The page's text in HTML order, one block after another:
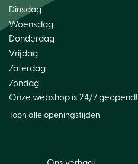
Dinsdag
Woensdag
Donderdag
Vrijdag
Zaterdag
Zondag
Onze webshop is 24/7 geopend!
Toon alle openingstijden